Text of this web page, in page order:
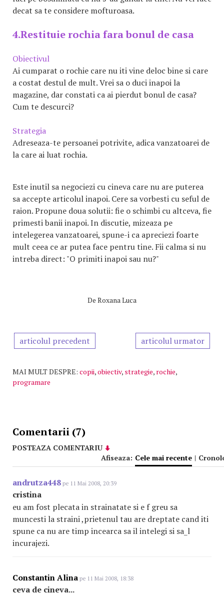
decat sa te considere mofturoasa.
4.Restituie rochia fara bonul de casa
Obiectivul
Ai cumparat o rochie care nu iti vine deloc bine si care
a costat destul de mult. Vrei sa o duci inapoi la
magazine, dar constati ca ai pierdut bonul de casa?
Cum te descurci?
Strategia
Adreseaza-te persoanei potrivite, adica vanzatoarei de
la care ai luat rochia.
Este inutil sa negociezi cu cineva care nu are puterea
sa accepte articolul inapoi. Cere sa vorbesti cu seful de
raion. Propune doua solutii: fie o schimbi cu altceva, fie
primesti banii inapoi. In discutie, mizeaza pe
intelegerea vanzatoarei, spune-i ca apreciezi foarte
mult ceea ce ar putea face pentru tine. Fii calma si nu
intreba direct: "O primiti inapoi sau nu?"
De Roxana Luca
articolul precedent articolul urmator
MAI MULT DESPRE: copii,obiectiv, strategie, rochie,
programare
Comentarii (7)
POSTEAZA COMENTARIU
Afiseaza: Cele mai recente |
andrutza448 pe 11 Mai 2008, 20:39
cristina
eu am fost plecata in strainatate si e f greu sa
muncesti la straini ,prietenul tau are dreptate cand iti
spune ca nu are timp incearca sa il intelegi si sa_l
incurajezi.
Constantin Alina pe 11 Mai 2008, 18:38
ceva de cineva...